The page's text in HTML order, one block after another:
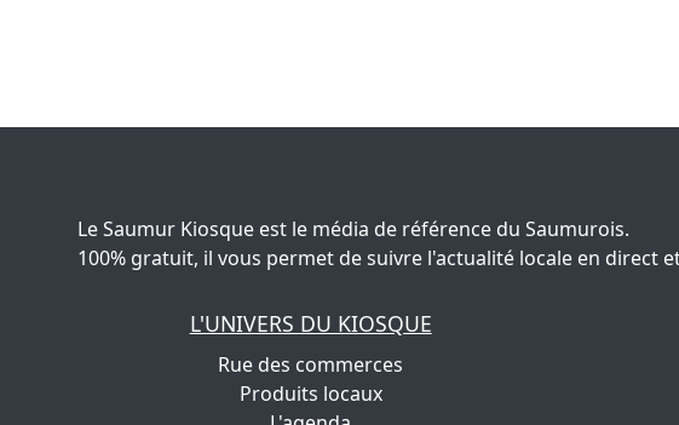
Le Saumur Kiosque est le média de référence du Saumurois.
100% gratuit, il vous permet de suivre l'actualité locale en direct
L'UNIVERS DU KIOSQUE
Rue des commerces
Produits locaux